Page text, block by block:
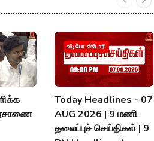
வீடியோ ஸ்டோரி
Today Headlines - 07
AUG 2026 | 9 மணி
தலைப்புச் செய்திகள் | 9